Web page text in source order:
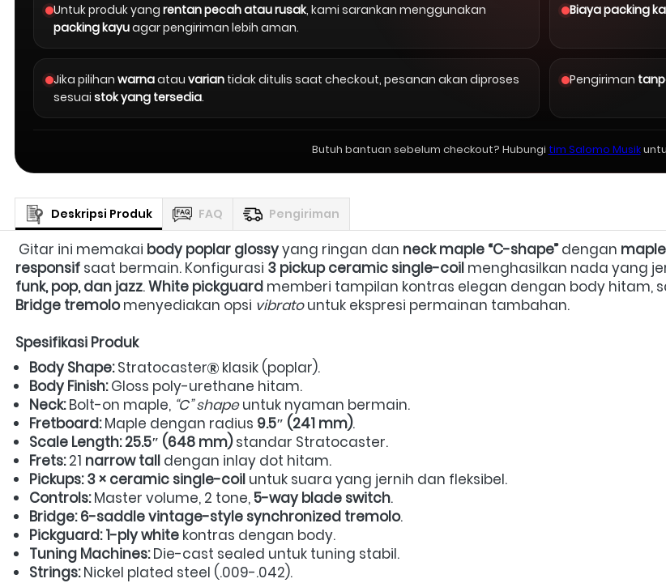
Untuk produk yang rentan pecah atau rusak, kami sarankan menggunakan
packing kayuagar pengiriman lebih aman.
Biaya packing
Jika pilihan warnaatau varian tidak ditulis saat checkout, pesanan akan diproses
sesuai stok yang tersedia.
Pengiriman
Butuh bantuan sebelum checkout? Hubungi tim Salomo Musik
Deskripsi Produk FAQ Pengiriman
Gitar ini memakai body poplar glossy yang ringan dan neck maple “C-shape” dengan
responsif saat bermain. Konfigurasi 3 pickup ceramic single-coil menghasilkan nada yang
funk, pop, dan jazz. White pickguard
Bridge tremolo menyediakan opsi vibrato untuk ekspresi permainan tambahan.
Spesifikasi Produk
Body Shape: Stratocaster
klasik (poplar).
Body Finish: Gloss poly-urethane hitam.
Neck: Bolt-on maple, “C” shape untuk nyaman bermain.
Fretboard: Maple dengan radius 9.5″ (241 mm).
Scale Length: 25.5″ (648 mm) standar Stratocaster.
Frets: 21 narrow tall dengan inlay dot hitam.
Pickups: 3 × ceramic single-coil untuk suara yang jernih dan fleksibel.
Controls: Master volume, 2 tone, 5-way blade switch.
Bridge: 6-saddle vintage-style synchronized tremolo.
Pickguard: 1-ply white kontras dengan body.
Tuning Machines: Die-cast sealed untuk tuning stabil.
Strings: Nickel plated steel (.009-.042).